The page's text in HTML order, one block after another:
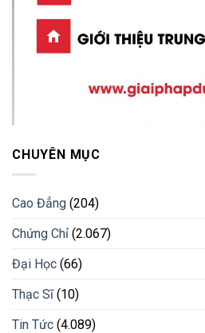
CHUYÊN MỤC
Cao Đẳng (204)
Chứng Chỉ (2.067)
Đại Học (66)
Thạc Sĩ(10)
Tin Tức (4.089)